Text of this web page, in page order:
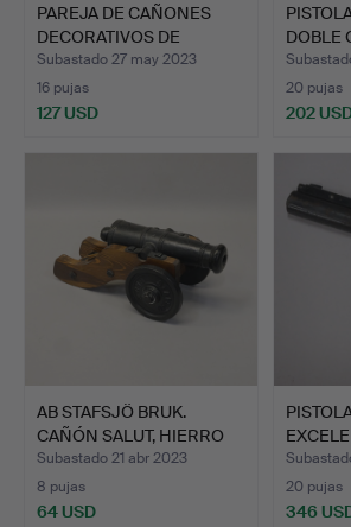
PAREJA DE CAÑONES
DECORATIVOS DE
HIERRO FU…
Subastado 27 may 2023
16 pujas
127 USD
DOBLE
20 pujas
202
AB STAFSJÖ BRUK.
CAÑÓN SALUT, HIERRO
FUNDI…
Subastado 21 abr 2023
8 pujas
64 USD
20 pujas
346